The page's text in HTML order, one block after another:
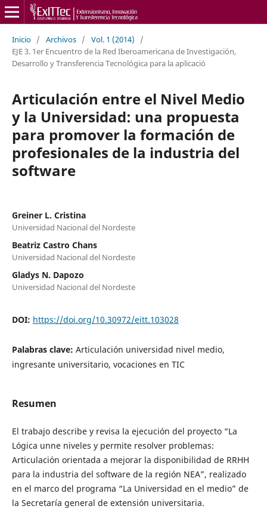
Inicio / Archivos / Vol. 1 (2014)
/
EJE 3. 1er Encuentro de la Red Iberoamericana de Investigación,
Desarrollo y Transferencia Tecnológica para la aplicació
Articulación entre el Nivel Medio
y la Universidad: una propuesta
para promover la formación de
profesionales de la industria del
software
Greiner L. Cristina
Universidad Nacional del Nordeste
Beatriz Castro Chans
Universidad Nacional del Nordeste
Gladys N. Dapozo
Universidad Nacional del Nordeste
DOI: https://doi.org/10.30972/eitt.103028
Palabras clave: Articulación universidad nivel medio,
ingresante universitario, vocaciones en TIC
Resumen
El trabajo describe y revisa la ejecución del proyecto “La
Lógica unne niveles y permite resolver problemas:
Articulación orientada a mejorar la disponibilidad de RRHH
para la industria del software de la región NEA”, realizado
en el marco del programa “La Universidad en el medio” de
la Secretaría general de extensión universitaria.